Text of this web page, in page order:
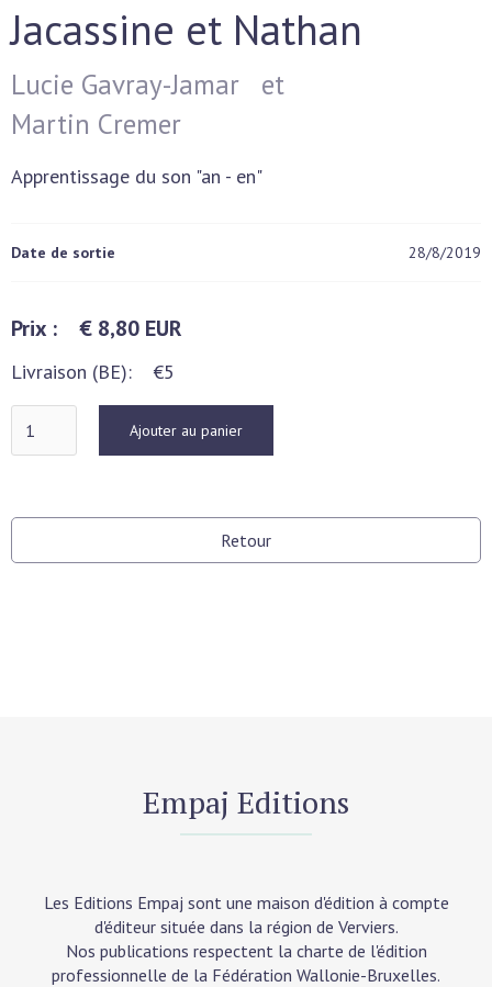
Jacassine et Nathan
Lucie Gavray-Jamar
et
Martin Cremer
Apprentissage du son "an - en"
Date de sortie 28/8/2019
Prix : € 8,80 EUR
Livraison (BE): €5
Retour
Empaj Editions
Les Editions Empaj sont une maison d'édition à compte
d'éditeur située dans la région de Verviers.
Nos publications respectent la charte de l'édition
professionnelle de la Fédération Wallonie-Bruxelles.